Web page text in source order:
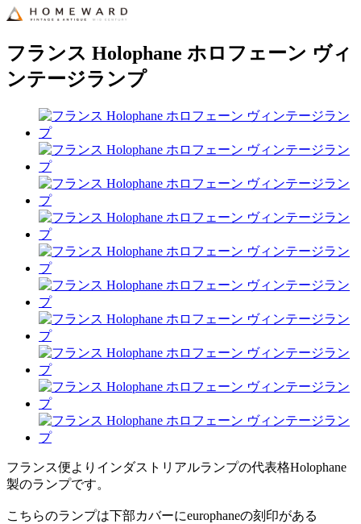
フランス Holophane ホロフェーン ヴィ
ンテージランプ
フランス便よりインダストリアルランプの代表格Holophane
製のランプです。
こちらのランプは下部カバーにeurophaneの刻印がある